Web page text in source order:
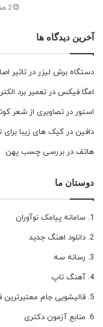
2 هفته پیش
آخرین دیدگاه ها
دستگاه برش لیزر در تاثیر
امگا فیکس در تعمیر برد
استور در تصاویری از شعر
دافین در کیک های زیبا
هاتف در بررسی چسب پهن
دوستان ما
سامانه پیامک نوآوران
دانلود اهنگ جدید
رسانه سه
آهنگ تاپ
قالیشویی جام معتبرترین
منابع آزمون دکتری